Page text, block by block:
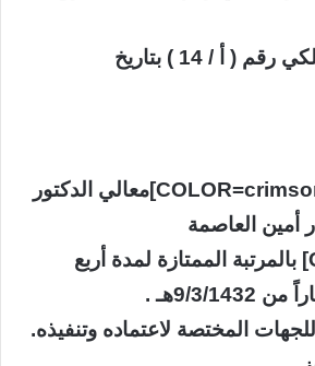
وبناء على الأمر الملكي رقم ( أ / 14 ) بتاريخ
أولاً : تمدد خدمة [COLOR=crimson]معالي الدكتور
أمين العاصمة
المقدسة[/COLOR] بالمرتبة الممتازة لمدة أربع
1432هـ .
للجهات المختصة لاعتماده وتنفيذه.